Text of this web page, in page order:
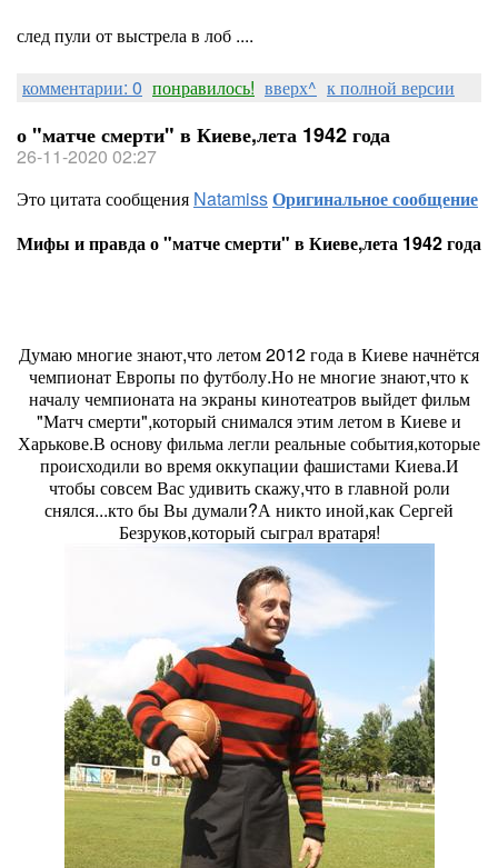
след пули от выстрела в лоб ....
комментарии: 0 понравилось! вверх^ к полной версии
о "матче смерти" в Киеве,лета 1942 года
26-11-2020 02:27
Это цитата сообщения NatamissОригинальное сообщение
Мифы и правда о "матче смерти" в Киеве,лета 1942 года
Думаю многие знают,что летом 2012 года в Киеве начнётся
чемпионат Европы по футболу.Но не многие знают,что к
началу чемпионата на экраны кинотеатров выйдет фильм
"Матч смерти",который снимался этим летом в Киеве и
Харькове.В основу фильма легли реальные события,которые
происходили во время оккупации фашистами Киева.И
чтобы совсем Вас удивить скажу,что в главной роли
снялся...кто бы Вы думали?А никто иной,как Сергей
Безруков,который сыграл вратаря!